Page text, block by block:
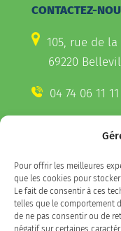
Pour offrir les meilleures
que les cookies pour
Le fait de consentir à ces
telles que le comportement
de ne pas consentir ou de
négatif sur certaines
CONTACTEZ-
105, rue de
69220
04 74 06 11 11
CONTACTEZ-NOUS
sur